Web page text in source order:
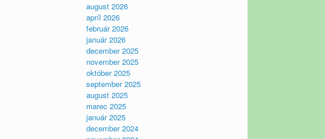
august 2026
apríl 2026
február 2026
január 2026
december 2025
november 2025
október 2025
september 2025
august 2025
marec 2025
január 2025
december 2024